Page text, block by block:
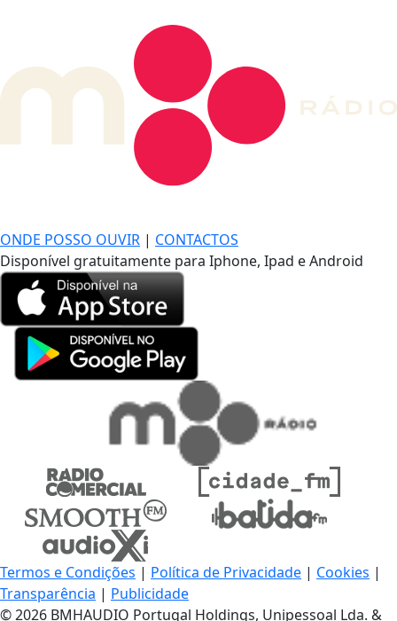
ONDE POSSO OUVIR | CONTACTOS
Disponível gratuitamente para Iphone, Ipad e Android
Termos e Condições | Política de Privacidade | Cookies |
Transparência | Publicidade
© 2026 BMHAUDIO Portugal Holdings, Unipessoal Lda. &